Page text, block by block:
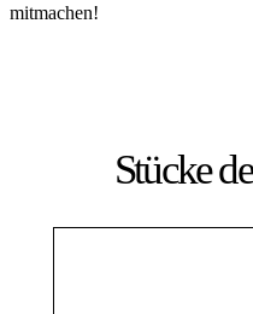
mitmachen!
Stücke